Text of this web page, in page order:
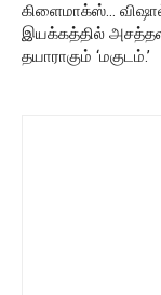
கிளைமாக்ஸ்…
இயக்கத்தில்
தயாராகும் ‘மகுடம்.’